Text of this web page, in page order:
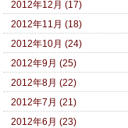
2012年12月 (17)
2012年11月 (18)
2012年10月 (24)
2012年9月 (25)
2012年8月 (22)
2012年7月 (21)
2012年6月 (23)